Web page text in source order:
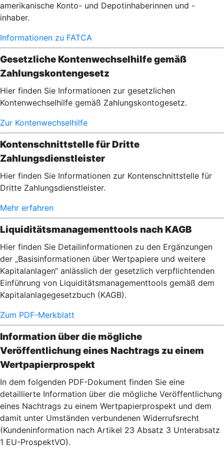
amerikanische Konto- und Depotinhaberinnen und -
inhaber.
Informationen zu FATCA
Gesetzliche Kontenwechselhilfe gemäß
Zahlungskontengesetz
Hier finden Sie Informationen zur gesetzlichen
Kontenwechselhilfe gemäß Zahlungskontogesetz.
Zur Kontenwechselhilfe
Kontenschnittstelle für Dritte
Zahlungsdienstleister
Hier finden Sie Informationen zur Kontenschnittstelle für
Dritte Zahlungsdienstleister.
Mehr erfahren
Liquiditätsmanagementtools nach KAGB
Hier finden Sie Detailinformationen zu den Ergänzungen
der „Basisinformationen über Wertpapiere und weitere
Kapitalanlagen“ anlässlich der gesetzlich verpflichtenden
Einführung von Liquiditätsmanagementtools gemäß dem
Kapitalanlagegesetzbuch (KAGB).
Zum PDF-Merkblatt
Information über die mögliche
Veröffentlichung eines Nachtrags zu einem
Wertpapierprospekt
In dem folgenden PDF-Dokument finden Sie eine
detaillierte Information über die mögliche Veröffentlichung
eines Nachtrags zu einem Wertpapierprospekt und dem
damit unter Umständen verbundenen Widerrufsrecht
(Kundeninformation nach Artikel 23 Absatz 3 Unterabsatz
1 EU-ProspektVO).